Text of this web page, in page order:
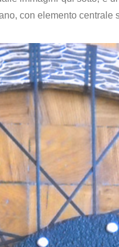
con elemento centrale